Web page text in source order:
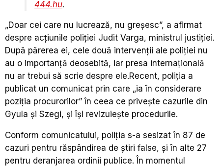
444.hu.
„Doar cei care nu lucrează, nu greşesc”, a afirmat
despre acţiunile poliţiei Judit Varga, ministrul justiţiei.
După părerea ei, cele două intervenţii ale poliţiei nu
au o importanţă deosebită, iar presa internaţională
nu ar trebui să scrie despre ele.Recent, poliţia a
publicat un comunicat prin care „ia în considerare
poziţia procurorilor” în ceea ce priveşte cazurile din
Gyula şi Szegi, şi îşi revizuieşte procedurile.
Conform comunicatului, poliţia s-a sesizat în 87 de
cazuri pentru răspândirea de ştiri false, şi în alte 27
pentru deranjarea ordinii publice. În momentul